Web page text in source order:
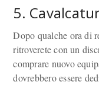
5.
Dopo qualche ora di
ritroverete con un
comprare nuovo
dovrebbero essere